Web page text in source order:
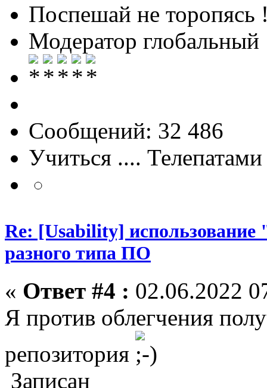
Поспешай не торопясь
Модератор глобальный
Сообщений: 32 486
Учиться ....
Re: [Usability] использование
разного типа ПО
« Ответ #4 : 02.06.2022
Я против облегчения
репозитория
Записан